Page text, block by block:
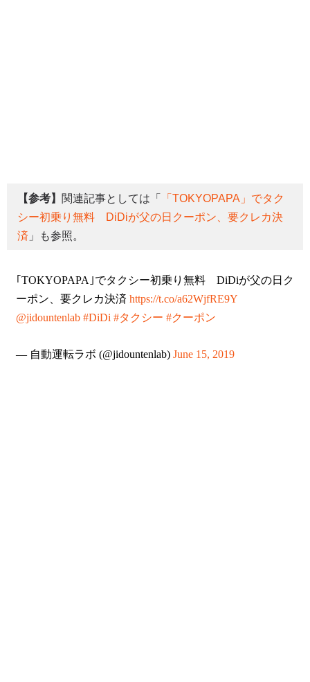
【参考】 関連記事としては「
「TOKYOPAPA」でタク
シー初乗り無料 DiDiが父の日クーポン、要クレカ決
済 」も参照。
｢TOKYOPAPA｣でタクシー初乗り無料 DiDiが父の日ク
ーポン、要クレカ決済 https://t.co/a62WjfRE9Y
@jidountenlab #DiDi #タクシー #クーポン
— 自動運転ラボ (@jidountenlab) June 15, 2019